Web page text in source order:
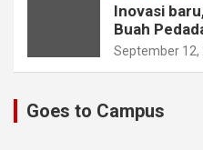
Inovasi
Buah
September 12,
Goes to Campus